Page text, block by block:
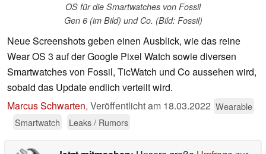
OS für die Smartwatches von Fossil
Gen 6 (im Bild) und Co. (Bild: Fossil)
Neue Screenshots geben einen Ausblick, wie das reine
Wear OS 3 auf der Google Pixel Watch sowie diversen
Smartwatches von Fossil, TicWatch und Co aussehen wird,
sobald das Update endlich verteilt wird.
Marcus Schwarten, Veröffentlicht am 18.03.2022 Wearable
Smartwatch
Leaks / Rumors